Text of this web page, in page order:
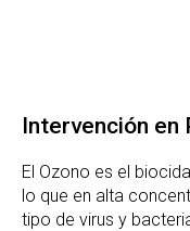
Intervención en
El Ozono es el
lo que en alta
tipo de virus y